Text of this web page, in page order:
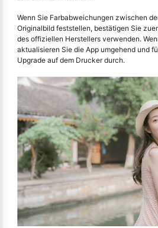
Wenn Sie Farbabweichungen zwischen
Originalbild feststellen, bestätigen Sie
des offiziellen Herstellers verwenden.
aktualisieren Sie die App umgehend und
Upgrade auf dem Drucker durch.